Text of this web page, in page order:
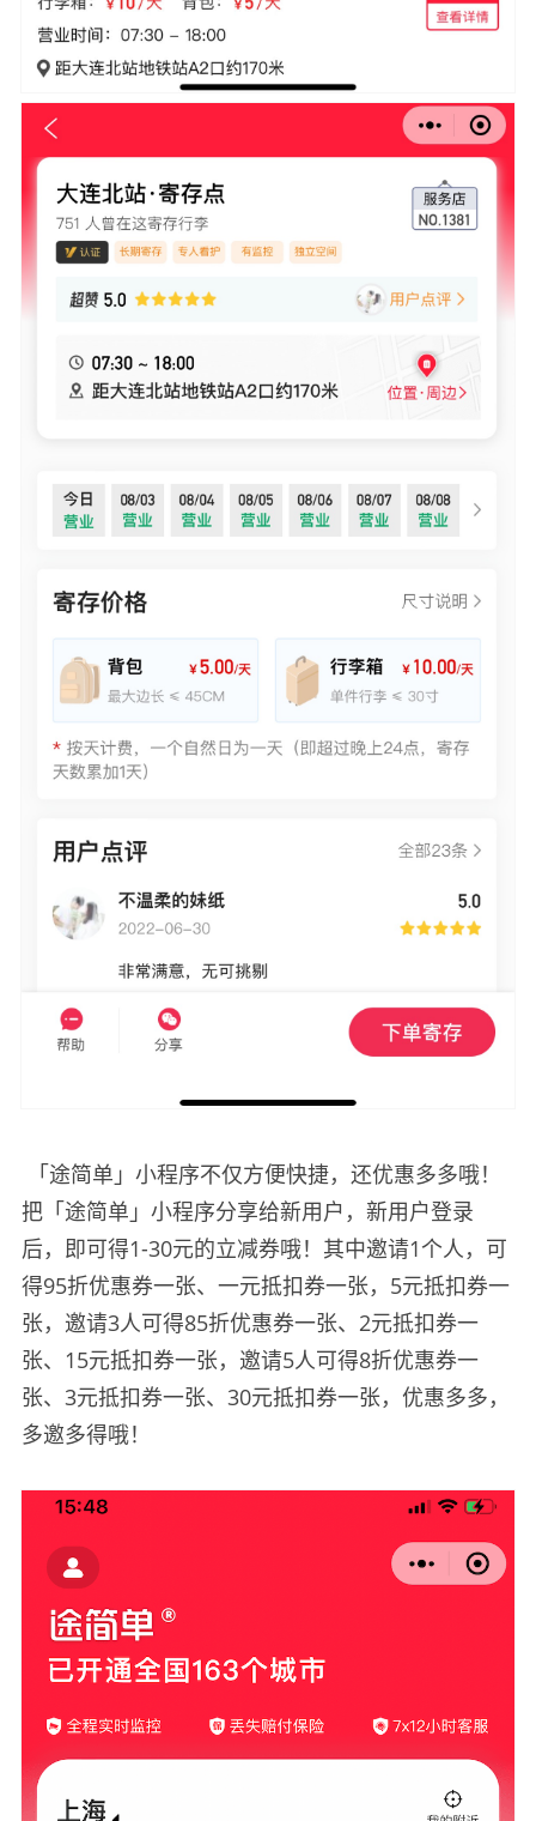
「途简单」小程序不仅方便快捷，还优惠多多哦！
把「途简单」小程序分享给新用户，新用户登录
后，即可得1-30元的立减券哦！其中邀请1个人，可
得95折优惠券一张、一元抵扣券一张，5元抵扣券一
张，邀请3人可得85折优惠券一张、2元抵扣券一
张、15元抵扣券一张，邀请5人可得8折优惠券一
张、3元抵扣券一张、30元抵扣券一张，优惠多多，
多邀多得哦！